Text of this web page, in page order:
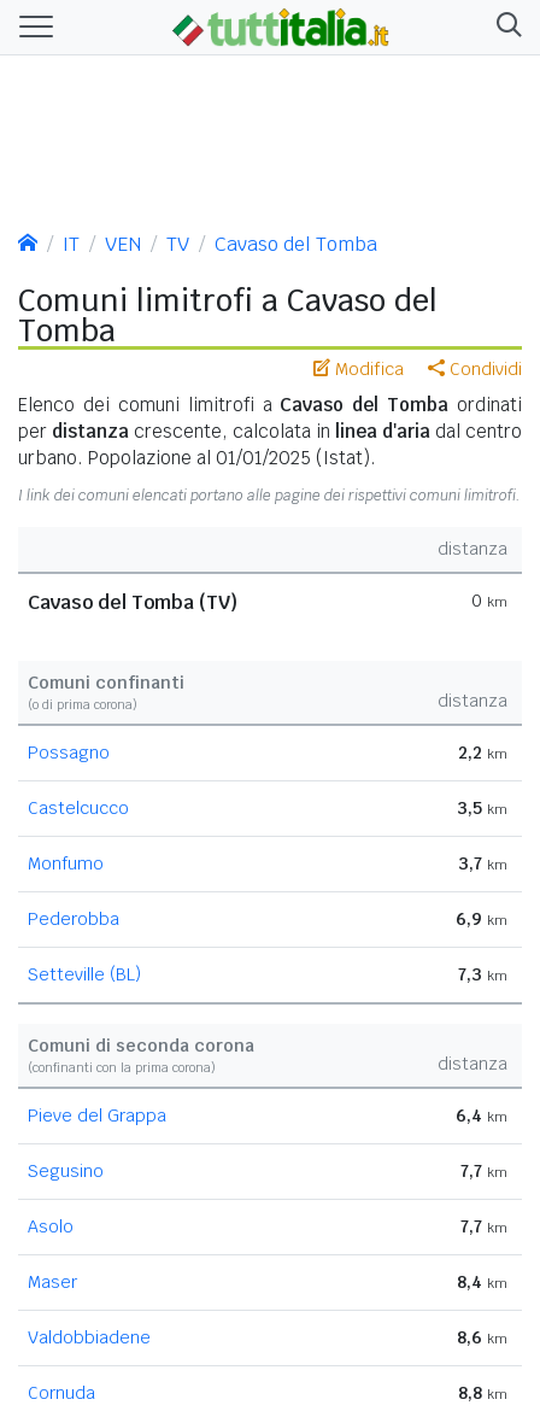
IT VEN TV Cavaso del Tomba
Comuni limitrofi a Cavaso del
Tomba
Modifica Condividi
Elenco dei comuni limitrofi a Cavaso del Tomba ordinati
per distanza crescente, calcolata in linea d'aria dal centro
urbano. Popolazione al 01/01/2025 (Istat).
I link dei comuni elencati portano alle pagine dei rispettivi comuni limitrofi.
distanza
Cavaso del Tomba (TV) 0 km
Comuni confinanti
(o di prima corona) distanza
Possagno 2,2 km
Castelcucco 3,5 km
Monfumo 3,7 km
Pederobba 6,9 km
Setteville (BL) 7,3 km
Comuni di seconda corona
(confinanti con la prima corona) distanza
Pieve del Grappa 6,4 km
Segusino 7,7 km
Asolo 7,7 km
Maser 8,4 km
Valdobbiadene 8,6 km
Cornuda 8,8 km